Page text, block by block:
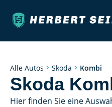
Alle Autos Skoda Kombi
Skoda
Hier finden Sie eine